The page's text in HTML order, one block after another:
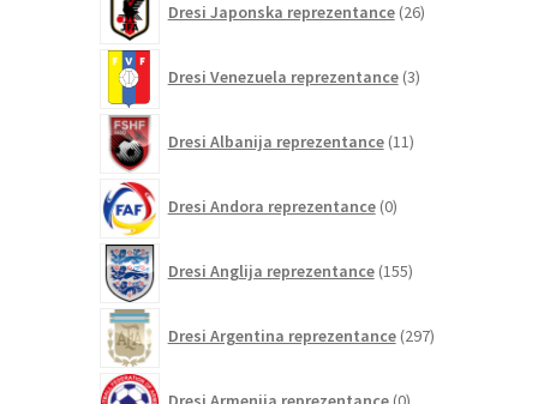
Dresi Japonska reprezentance 26izdelkov
Dresi Venezuela reprezentance 3izdelki
Dresi Albanija reprezentance 11izdelkov
Dresi Andora reprezentance 0izdelkov
Dresi Anglija reprezentance 155izdelkov
Dresi Argentina reprezentance 297izdelkov